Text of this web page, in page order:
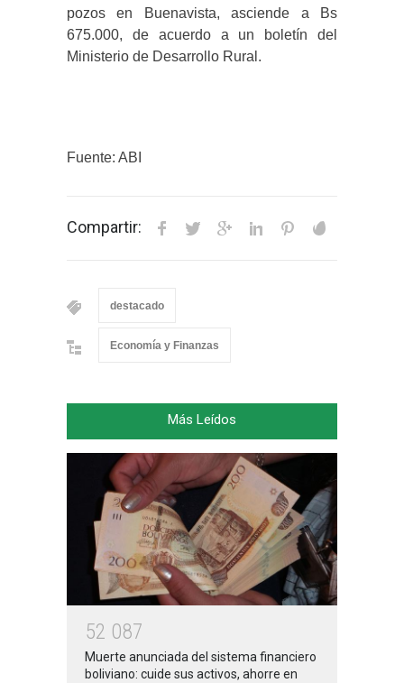
pozos en Buenavista, asciende a Bs
675.000, de acuerdo a un boletín del
Ministerio de Desarrollo Rural.
Fuente: ABI
Compartir:
destacado
Economía y Finanzas
Más Leídos
52 087
Muerte anunciada del sistema financiero
boliviano: cuide sus activos, ahorre en